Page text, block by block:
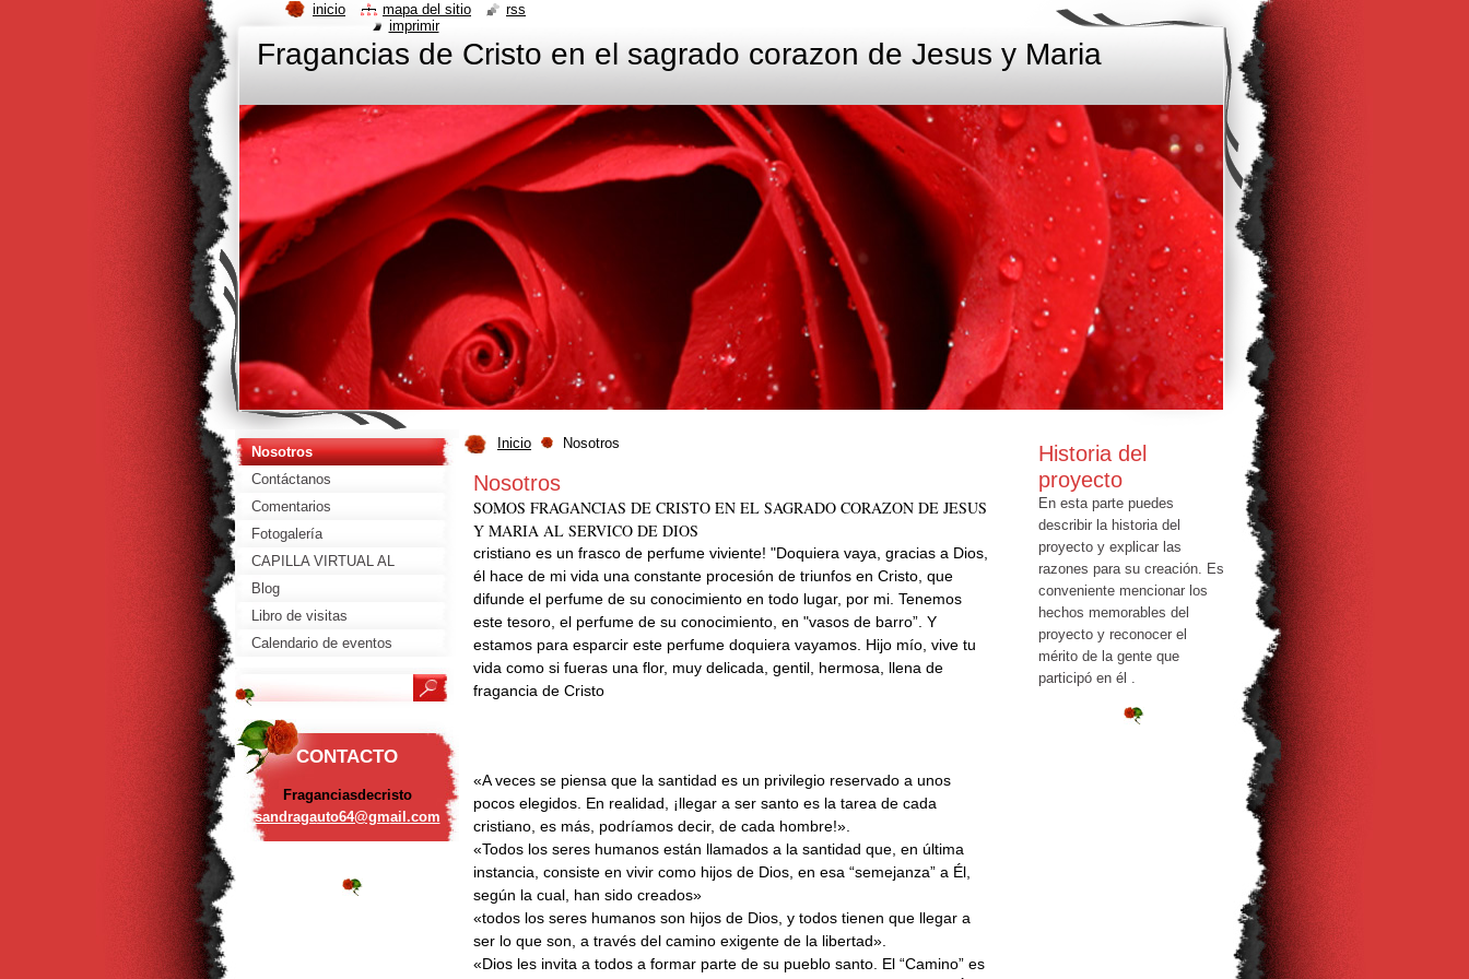
Fragancias de Cristo en el sagrado corazon de Jesus y Maria
Inicio Nosotros
Nosotros
SOMOS FRAGANCIAS DE CRISTO EN EL SAGRADO CORAZON DE JESUS
Y MARIA AL SERVICO DE DIOS
cristiano es un frasco de perfume viviente! "Doquiera vaya, gracias a Dios,
él hace de mi vida una constante procesión de triunfos en Cristo, que
difunde el perfume de su conocimiento en todo lugar, por mi. Tenemos
este tesoro, el perfume de su conocimiento, en "vasos de barro”. Y
estamos para esparcir este perfume doquiera vayamos. Hijo mío, vive tu
vida como si fueras una flor, muy delicada, gentil, hermosa, llena de
fragancia de Cristo
«A veces se piensa que la santidad es un privilegio reservado a unos
pocos elegidos. En realidad, ¡llegar a ser santo es la tarea de cada
cristiano, es más, podríamos decir, de cada hombre!».
«Todos los seres humanos están llamados a la santidad que, en última
instancia, consiste en vivir como hijos de Dios, en esa “semejanza” a Él,
según la cual, han sido creados»
«todos los seres humanos son hijos de Dios, y todos tienen que llegar a
ser lo que son, a través del camino exigente de la libertad».
«Dios les invita a todos a formar parte de su pueblo santo. El “Camino” es
Nosotros
Contáctanos
Comentarios
Fotogalería
CAPILLA VIRTUAL AL
SAGRADO CORAZON DE
MARIA
Blog
Libro de visitas
Calendario de eventos
CONTACTO
Fraganciasdecristo
sandragauto64@gmail.com
Historia del
proyecto
En esta parte puedes
describir la historia del
proyecto y explicar las
razones para su creación. Es
conveniente mencionar los
hechos memorables del
proyecto y reconocer el
mérito de la gente que
participó en él .
inicio mapa del sitio
rss
imprimir